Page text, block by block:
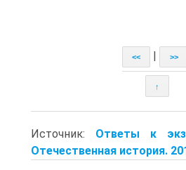
<< >>
↑
Источник: Ответы к
Отечественная история.